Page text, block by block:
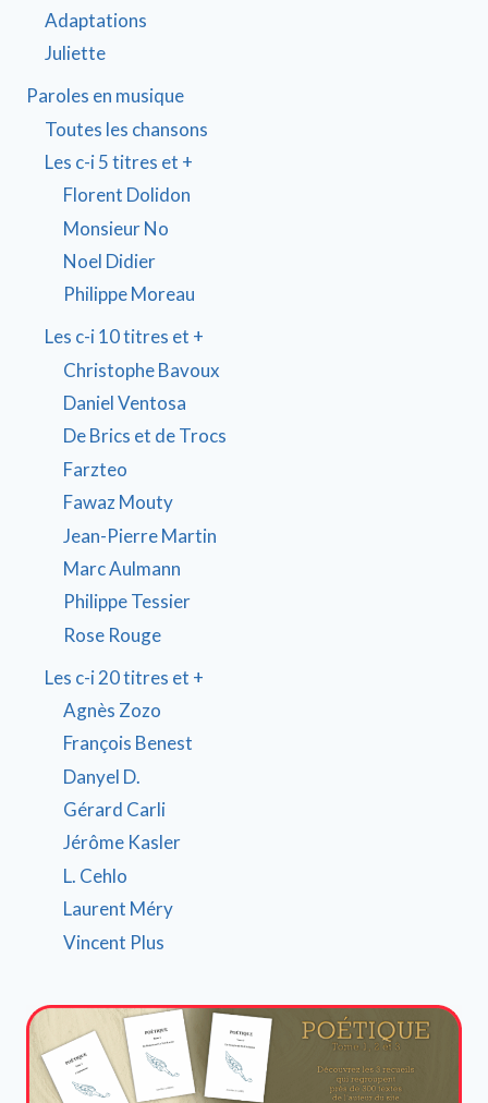
Adaptations
Juliette
Paroles en musique
Toutes les chansons
Les c-i 5 titres et +
Florent Dolidon
Monsieur No
Noel Didier
Philippe Moreau
Les c-i 10 titres et +
Christophe Bavoux
Daniel Ventosa
De Brics et de Trocs
Farzteo
Fawaz Mouty
Jean-Pierre Martin
Marc Aulmann
Philippe Tessier
Rose Rouge
Les c-i 20 titres et +
Agnès Zozo
François Benest
Danyel D.
Gérard Carli
Jérôme Kasler
L. Cehlo
Laurent Méry
Vincent Plus